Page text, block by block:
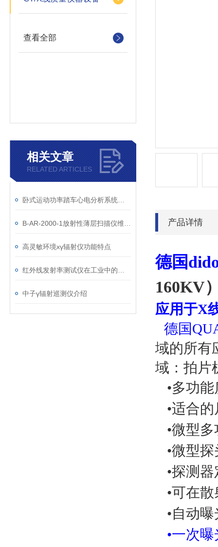
查看全部
相关文章
RELATED ARTICLES
高灵敏环境хγ辐射仪功能特点
中子γ辐射巡测仪介绍
产品详情
德国
160KV
应用于X
德国
域的所有
域：拍片
•多功
•适合
•微型
•微型
•探测
•可在
•自动
•一次